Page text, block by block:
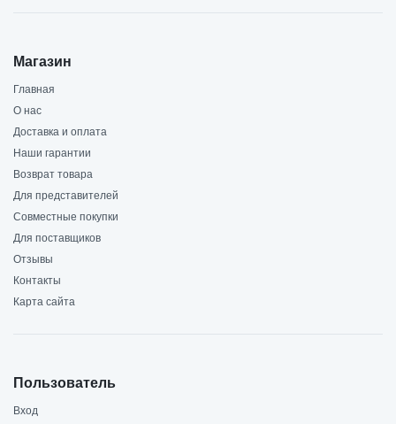
Магазин
Главная
О нас
Доставка и оплата
Наши гарантии
Возврат товара
Для представителей
Совместные покупки
Для поставщиков
Отзывы
Контакты
Карта сайта
Пользователь
Вход